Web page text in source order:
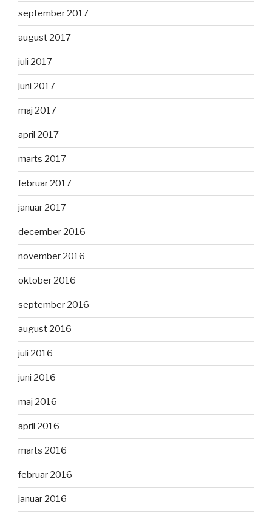
september 2017
august 2017
juli 2017
juni 2017
maj 2017
april 2017
marts 2017
februar 2017
januar 2017
december 2016
november 2016
oktober 2016
september 2016
august 2016
juli 2016
juni 2016
maj 2016
april 2016
marts 2016
februar 2016
januar 2016